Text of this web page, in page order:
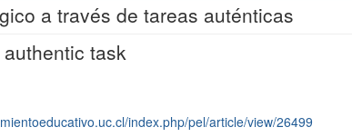
a través de tareas auténticas
task
index.php/pel/article/view/26499